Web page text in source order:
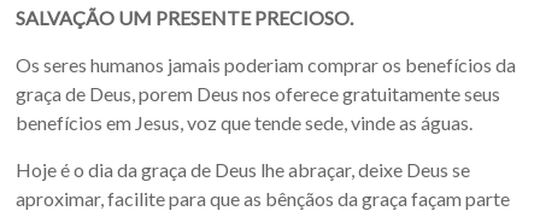
SALVAÇÃO UM PRESENTE PRECIOSO.
Os seres humanos jamais poderiam comprar os benefícios da
graça de Deus, porem Deus nos oferece gratuitamente seus
benefícios em Jesus, voz que tende sede, vinde as águas.
Hoje é o dia da graça de Deus lhe abraçar, deixe Deus se
aproximar, facilite para que as bênçãos da graça façam parte